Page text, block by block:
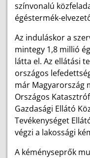
színvonalú
égéstermék-
Az induláskor a
mintegy 1,8 millió
látta el. Az ellátási
országos
már Magyarország
Országos
Gazdasági Ellátó
Tevékenységet
végzi a lakossági
A kéményseprők